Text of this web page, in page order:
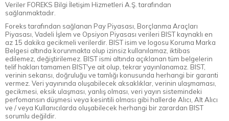
Veriler FOREKS Bilgi İletişim Hizmetleri A.Ş. tarafından
sağlanmaktadır.
Foreks tarafından sağlanan Pay Piyasası, Borçlanma Araçları
Piyasası, Vadeli İşlem ve Opsiyon Piyasası verileri BIST kaynaklı en
az 15 dakika gecikmeli verilerdir. BIST isim ve logosu Koruma Marka
Belgesi altında korunmakta olup izinsiz kullanılamaz, iktibas
edilemez, değiştirilemez. BIST ismi altında açıklanan tüm belgelerin
telif hakları tamamen BIST'ye ait olup, tekrar yayınlanamaz. BIST,
verinin sekansı, doğruluğu ve tamlığı konusunda herhangi bir garanti
vermez. Veri yayınında oluşabilecek aksaklıklar, verinin ulaşmaması,
gecikmesi, eksik ulaşması, yanlış olması, veri yayın sistemindeki
perfomansın düşmesi veya kesintili olması gibi hallerde Alıcı, Alt Alıcı
ve / veya Kullanıcılarda oluşabilecek herhangi bir zarardan BIST
sorumlu değildir.